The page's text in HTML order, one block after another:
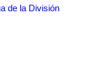
de la División